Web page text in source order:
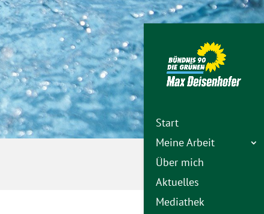
Start
Meine Arbeit
Über mich
Aktuelles
Mediathek